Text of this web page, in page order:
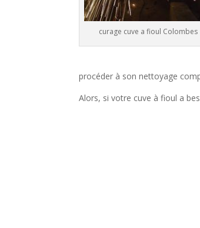
curage cuve a fioul Colombes
procéder à son nettoyage
Alors, si votre cuve à fioul a